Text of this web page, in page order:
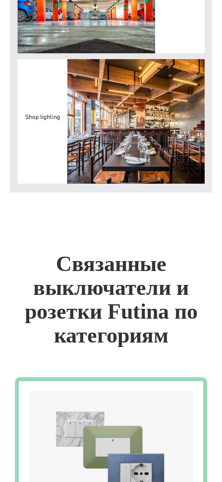
Связанные
выключатели и
розетки Futina по
категориям